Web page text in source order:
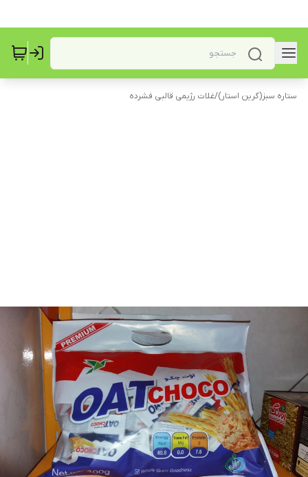
ستاره سبز(گرین استار)/غلات رژیمی قالبی فشرده